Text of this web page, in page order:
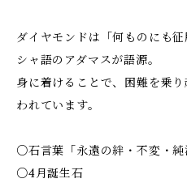
ダイヤモンドは「何ものにも
シャ語のアダマスが語源。
身に着けることで、困難を乗
われています。
○石言葉「永遠の絆・不変・純
○4月誕生石